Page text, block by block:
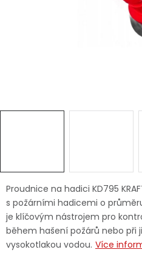
Jaký je aktuální stav mé
Proudnice na hadici KD795
s požárními hadicemi o
je klíčovým nástrojem pro
během hašení požárů nebo při
vysokotlakou vodou. Více